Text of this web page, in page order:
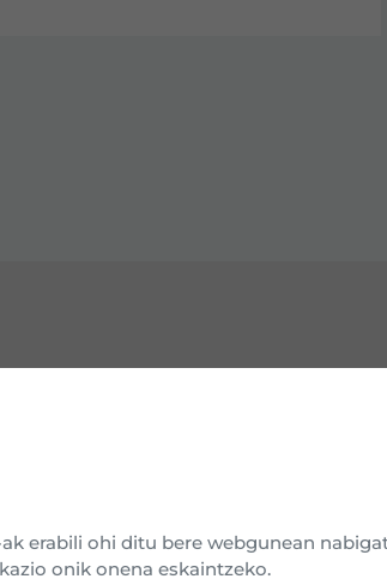
Historia eta ideologia
Batzar nagusia
erabili ohi ditu bere webgunean
onik onena eskaintzeko.